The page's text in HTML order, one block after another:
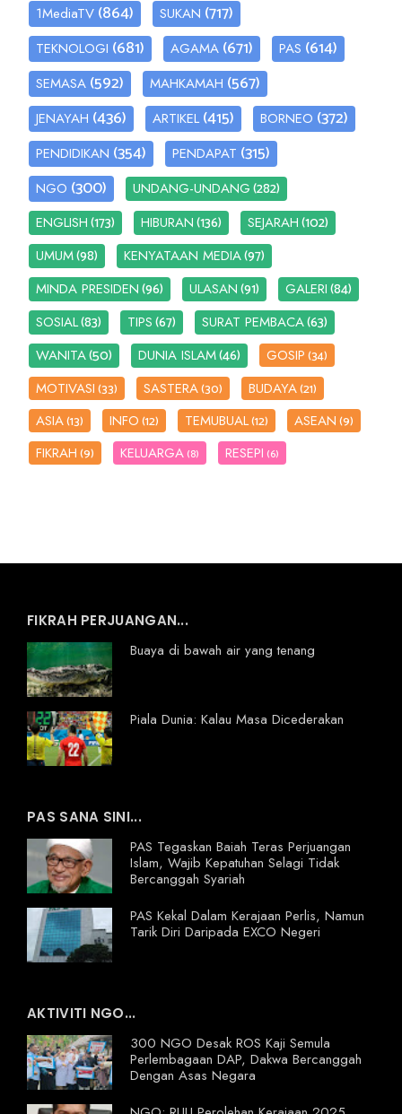
1MediaTV (864) SUKAN (717)
TEKNOLOGI (681) AGAMA (671) PAS (614)
SEMASA (592) MAHKAMAH (567)
JENAYAH (436) ARTIKEL (415) BORNEO (372)
PENDIDIKAN (354) PENDAPAT (315)
NGO (300) UNDANG-UNDANG(282)
ENGLISH(173) HIBURAN(136) SEJARAH(102)
UMUM(98) KENYATAAN MEDIA(97)
MINDA PRESIDEN(96) ULASAN(91) GALERI(84)
SOSIAL(83) TIPS(67) SURAT PEMBACA(63)
WANITA(50) DUNIA ISLAM(46) GOSIP(34)
MOTIVASI(33) SASTERA(30) BUDAYA(21)
ASIA(13) INFO(12) TEMUBUAL(12) ASEAN(9)
FIKRAH(9) KELUARGA (8) RESEPI (6)
FIKRAH PERJUANGAN...
Buaya di bawah air yang tenang
Piala Dunia: Kalau Masa Dicederakan
PAS SANA SINI...
PAS Tegaskan Baiah Teras Perjuangan
Islam, Wajib Kepatuhan Selagi Tidak
Bercanggah Syariah
PAS Kekal Dalam Kerajaan Perlis, Namun
Tarik Diri Daripada EXCO Negeri
AKTIVITI NGO...
300 NGO Desak ROS Kaji Semula
Perlembagaan DAP, Dakwa Bercanggah
Dengan Asas Negara